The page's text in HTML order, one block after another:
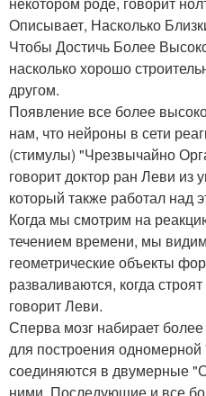
Описывает, Насколько
Чтобы Достичь Более
насколько хорошо
другом.
Появление все более
нам, что нейроны в сети
(стимулы) "Чрезвычайно
говорит доктор ран Леви из
который также работал над
Когда мы смотрим на
течением времени, мы
геометрические объекты
разваливаются, когда
говорит Леви.
Сперва мозг набирает
для построения
соединяются в двумерные
ними. Последующие и все